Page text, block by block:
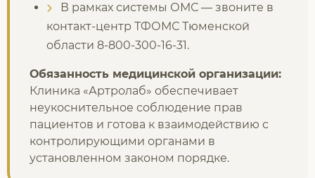
В рамках системы ОМС — звоните в
контакт-центр ТФОМС Тюменской
области 8-800-300-16-31.
Обязанность медицинской организации:
Клиника «Артролаб» обеспечивает
неукоснительное соблюдение прав
пациентов и готова к взаимодействию с
контролирующими органами в
установленном законом порядке.